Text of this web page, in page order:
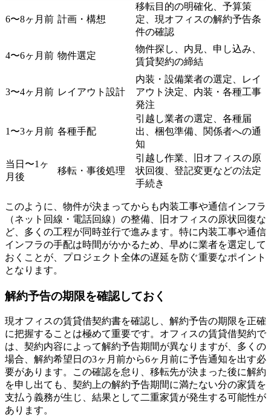
6〜8ヶ月前 計画・構想
移転目的の明確化、予算策
定、現オフィスの解約予告条
件の確認
4〜6ヶ月前 物件選定
物件探し、内見、申し込み、
賃貸契約の締結
3〜4ヶ月前 レイアウト設計
内装・設備業者の選定、レイ
アウト決定、内装・各種工事
発注
1〜3ヶ月前 各種手配
引越し業者の選定、各種届
出、梱包準備、関係者への通
知
当日〜1ヶ
月後
移転・事後処理
引越し作業、旧オフィスの原
状回復、登記変更などの法定
手続き
このように、物件が決まってからも内装工事や通信インフラ
（ネット回線・電話回線）の整備、旧オフィスの原状回復な
ど、多くの工程が同時並行で進みます。特に内装工事や通信
インフラの手配は時間がかかるため、早めに業者を選定して
おくことが、プロジェクト全体の遅延を防ぐ重要なポイント
となります。
解約予告の期限を確認しておく
現オフィスの賃貸借契約書を確認し、解約予告の期限を正確
に把握することは極めて重要です。オフィスの賃貸借契約で
は、契約内容によって解約予告期間が異なりますが、多くの
場合、解約希望日の3ヶ月前から6ヶ月前に予告通知を出す必
要があります。この確認を怠り、移転先が決まった後に解約
を申し出ても、契約上の解約予告期間に満たない分の家賃を
支払う義務が生じ、結果として二重家賃が発生する可能性が
あります。